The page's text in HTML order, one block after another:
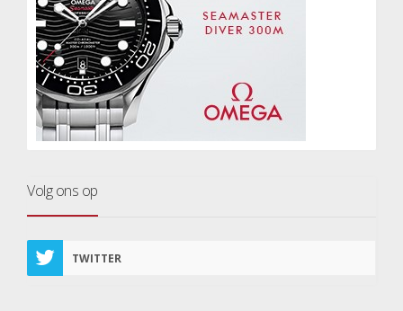
Volg ons op
TWITTER